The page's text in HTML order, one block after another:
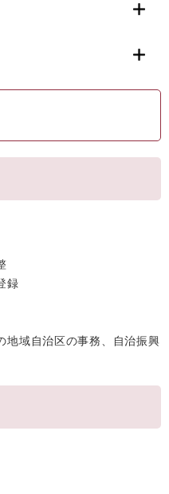
録
地域自治区の事務、自治振興